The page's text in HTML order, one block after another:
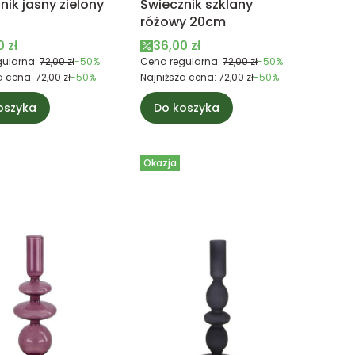
jasny zielony
promocyjna
zł
72,00 zł-50%
cena: 72,00 zł-50%
Świecznik szklany
różowy 20cm
Cena promocyjna
36,00 zł
Cena regularna: 72,00 zł-50%
Najniższa cena: 72,00 zł-50%
Do koszyka
Okazja